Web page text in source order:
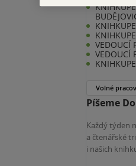
VEDOUCÍ
VEDOUCÍ
Volné
Píšeme
Každý týden
a čtenářské
i našich